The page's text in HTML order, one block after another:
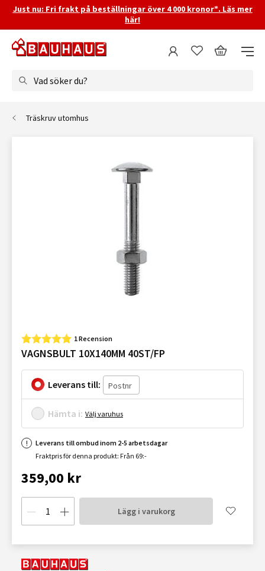
Just nu: Fri frakt på beställningar över 4 000 kronor*. Läs mer
här!
Vad söker du?
Träskruv utomhus
1 Recension
VAGNSBULT 10X140MM 40ST/FP
Leverans till:
Hämta i: Välj varuhus
Leverans till ombud inom 2-5 arbetsdagar
Fraktpris för denna produkt: Från 69:-
359,00 kr
Lägg i varukorg